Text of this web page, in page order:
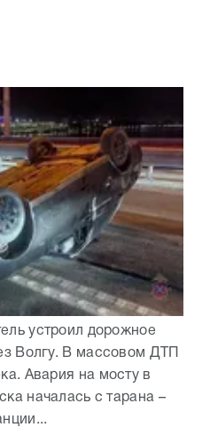
устроил дорожное
Волгу. В массовом ДТП
Авария на мосту в
началась с тарана –